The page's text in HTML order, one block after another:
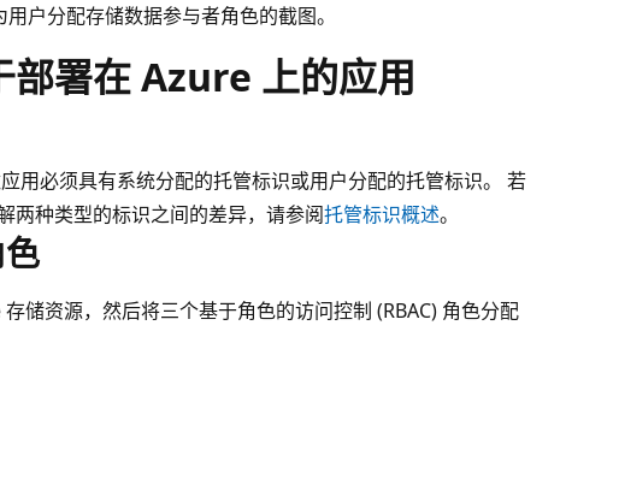
户分配存储数据参与者角色的截图。
部署在 Azure 上的应用
用必须具有系统分配的托管标识或用户分配的托管标识。 若
两种类型的标识之间的差异，请参阅托管标识概述。
储资源，然后将三个基于角色的访问控制 (RBAC) 角色分配